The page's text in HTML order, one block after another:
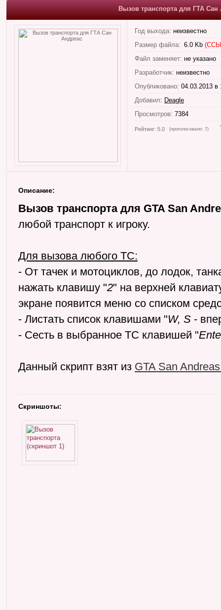
Вызов транспорта для ГТА Сан
Год выхода: неизвестно
Размер файла: 6.0 Kb
Файл заменяет: не указано
Разработчик: неизвестно
Опубликовано: 04.03.2013 в
Добавил: Deagle
Просмотров: 7384
Рейтинг: 5.0 (проголосовало: 7)
Описание:
Вызов транспорта для GTA San
любой транспорт к игроку.
Для вызова любого ТС:
- От тачек и мотоциклов, до лодок,
нажать клавишу "2" на верхней
экране появится меню со списком
- Листать список клавишами "W, S -
- Сесть в выбранное ТС клавишей "
Данный скрипт взят из GTA San
Скриншоты: